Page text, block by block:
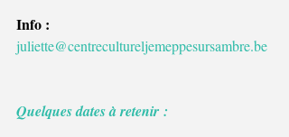
Info :
juliette@centrecultureljemeppesursambre.be
Quelques dates à retenir :